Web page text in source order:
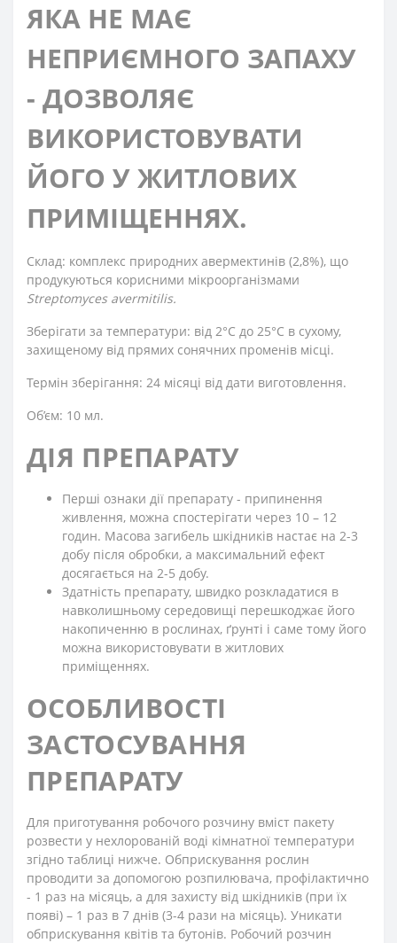
ЯКА НЕ МАЄ
НЕПРИЄМНОГО ЗАПАХУ
- ДОЗВОЛЯЄ
ВИКОРИСТОВУВАТИ
ЙОГО У ЖИТЛОВИХ
ПРИМІЩЕННЯХ.
Склад: комплекс природних авермектинів (2,8%), що
продукуються корисними мікроорганізмами
Streptomyces avermitilis.
Зберігати за температури: від 2°C до 25°C в сухому,
захищеному від прямих сонячних променів місці.
Термін зберігання: 24 місяці від дати виготовлення.
Об’єм: 10 мл.
ДІЯ ПРЕПАРАТУ
Перші ознаки дії препарату - припинення
живлення, можна спостерігати через 10 – 12
годин. Масова загибель шкідників настає на 2-3
добу після обробки, а максимальний ефект
досягається на 2-5 добу.
Здатність препарату, швидко розкладатися в
навколишньому середовищі перешкоджає його
накопиченню в рослинах, ґрунті і саме тому його
можна використовувати в житлових
приміщеннях.
ОСОБЛИВОСТІ
ЗАСТОСУВАННЯ
ПРЕПАРАТУ
Для приготування робочого розчину вміст пакету
розвести у нехлорованій воді кімнатної температури
згідно таблиці нижче. Обприскування рослин
проводити за допомогою розпилювача, профілактично
- 1 раз на місяць, а для захисту від шкідників (при їх
появі) – 1 раз в 7 днів (3-4 рази на місяць). Уникати
обприскування квітів та бутонів. Робочий розчин